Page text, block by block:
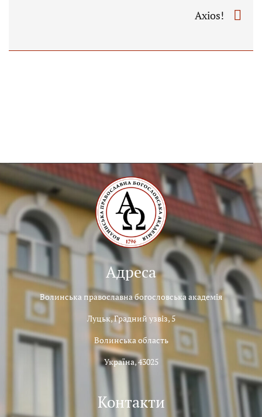
Axios!
Адреса
Волинська православна богословська академія
Луцьк, Градний узвіз, 5
Волинська область
Україна, 43025
Контакти